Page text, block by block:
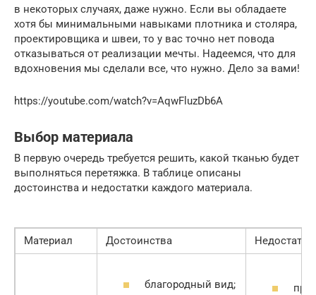
в некоторых случаях, даже нужно. Если вы обладаете
хотя бы минимальными навыками плотника и столяра,
проектировщика и швеи, то у вас точно нет повода
отказываться от реализации мечты. Надеемся, что для
вдохновения мы сделали все, что нужно. Дело за вами!
https://youtube.com/watch?v=AqwFluzDb6A
Выбор материала
В первую очередь требуется решить, какой тканью будет
выполняться перетяжка. В таблице описаны
достоинства и недостатки каждого материала.
Материал Достоинства Недостатки
благородный вид;
при